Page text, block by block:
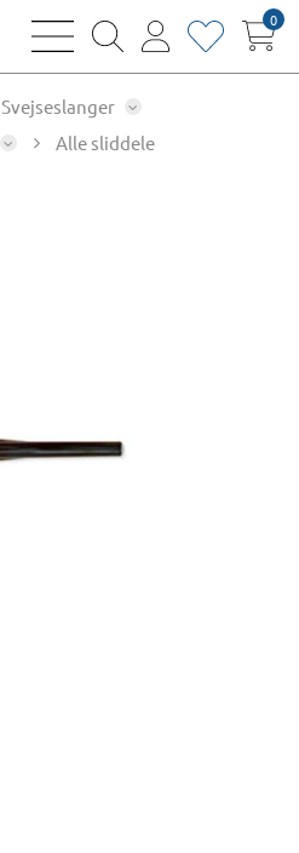
bars
magnifying
user
heart0
Svejseslanger
Alle sliddele